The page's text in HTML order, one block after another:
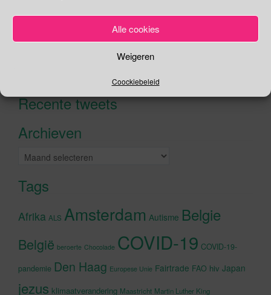
Alle cookies
Weigeren
Coockiebeleid
Zoeken
Recente tweetsKlik om marketing cookies te
Archieven
Archieven
Tags
Afrika ALS Amsterdam Autisme Belgie
België beroerte Chocolade COVID-19 COVID-19-
pandemie Den Haag Europese Unie Fairtrade FAO hiv Japan
jezus klimaatverandering Maastricht Martin Luther King